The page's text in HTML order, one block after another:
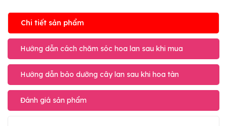
Chi tiết sản phẩm
Hướng dẫn cách chăm sóc hoa lan sau khi mua
Hướng dẫn bảo dưỡng cây lan sau khi hoa tàn
Đánh giá sản phẩm